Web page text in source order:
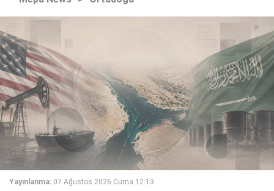
Yayınlanma: 07 Ağustos 2026 Cuma 12:13